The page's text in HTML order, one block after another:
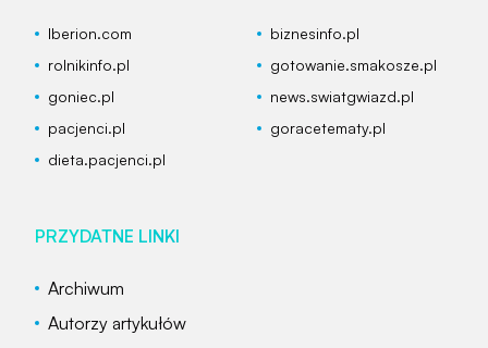
Iberion.com
biznesinfo.pl
rolnikinfo.pl
gotowanie.smakosze.pl
goniec.pl
news.swiatgwiazd.pl
pacjenci.pl
goracetematy.pl
dieta.pacjenci.pl
PRZYDATNE LINKI
Archiwum
Autorzy artykułów